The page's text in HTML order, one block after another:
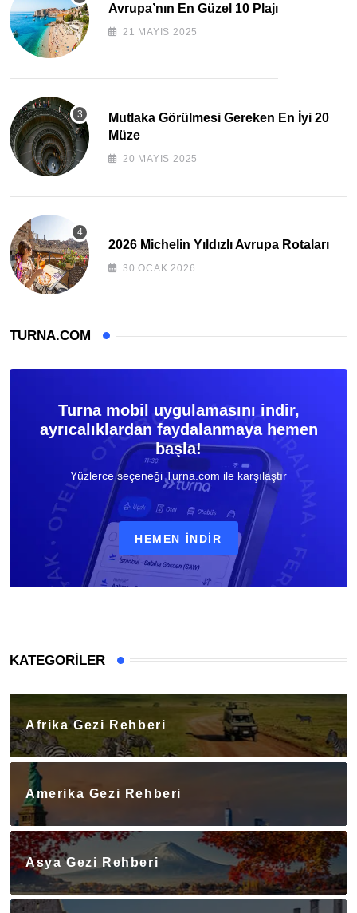
Avrupa’nın En Güzel 10 Plajı
21 MAYIS 2025
Mutlaka Görülmesi Gereken En İyi 20
Müze
20 MAYIS 2025
2026 Michelin Yıldızlı Avrupa Rotaları
30 OCAK 2026
TURNA.COM
Turna mobil uygulamasını indir,
ayrıcalıklardan faydalanmaya hemen
başla!
Yüzlerce seçeneği Turna.com ile karşılaştır
HEMEN İNDIR
KATEGORILER
Afrika Gezi Rehberi
Amerika Gezi Rehberi
Asya Gezi Rehberi